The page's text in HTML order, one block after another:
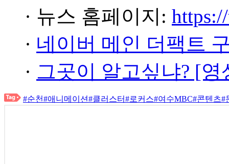
· 뉴스 홈페이지:
· 네이버 메인 더팩트
· 그곳이 알고싶냐? [
#순천#애니메이션#클러스터#로커스#여수MBC#콘텐츠#